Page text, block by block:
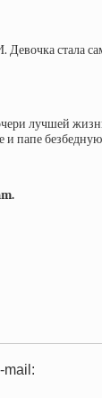
стала
лучшей
и папе
mail: